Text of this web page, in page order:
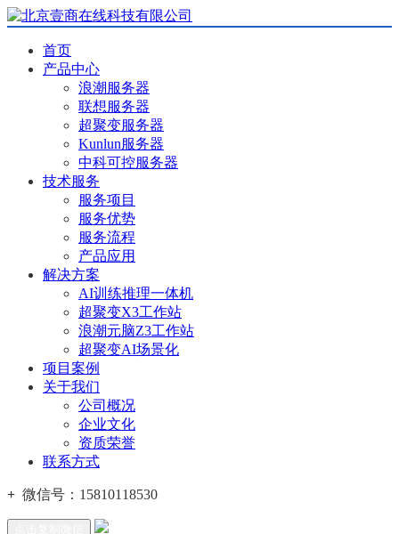
首页
产品中心
浪潮服务器
联想服务器
超聚变服务器
Kunlun服务器
中科可控服务器
技术服务
服务项目
服务优势
服务流程
产品应用
解决方案
AI训练推理一体机
超聚变X3工作站
浪潮元脑Z3工作站
超聚变AI场景化
项目案例
关于我们
公司概况
企业文化
资质荣誉
联系方式
+ 微信号： 15810118530